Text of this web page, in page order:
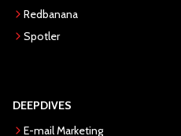
Redbanana
Spotler
DEEPDIVES
E-mail Marketing